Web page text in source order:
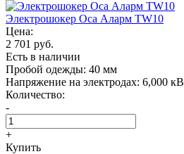
Электрошокер Oса Аларм TW10
Цена:
2 701 руб.
Есть в наличии
Пробой одежды: 40 мм
Напряжение на электродах: 6,000 кВ
Количество:
-
+
Купить